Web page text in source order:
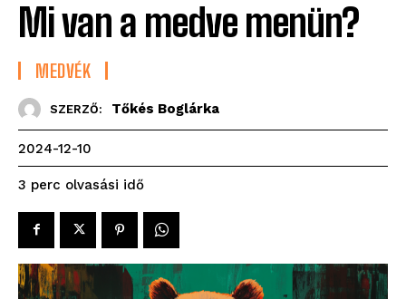
Mi van a medve menün?
MEDVÉK
SZERZŐ: Tőkés Boglárka
2024-12-10
3 perc olvasási idő